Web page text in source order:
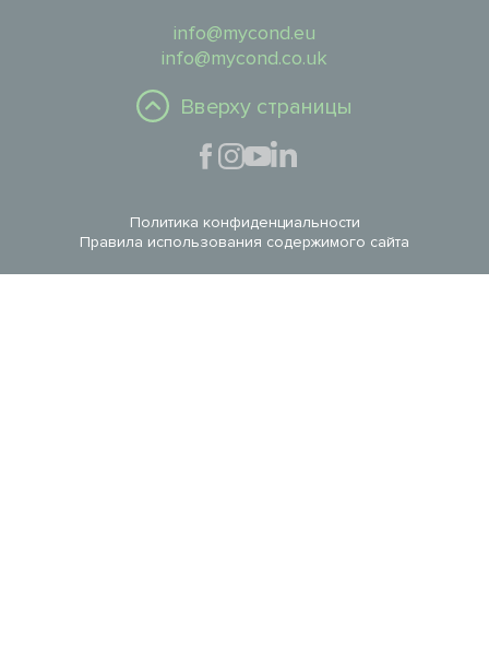
info@mycond.eu
info@mycond.co.uk
Вверху страницы
Политика конфиденциальности
Правила использования содержимого сайта